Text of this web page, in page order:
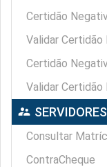
Certidão
Validar
Certidão
Validar
supervisor_account SERVIDORES
Consultar
ContraCheque